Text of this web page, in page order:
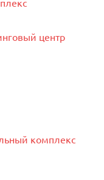
центр
комплекс